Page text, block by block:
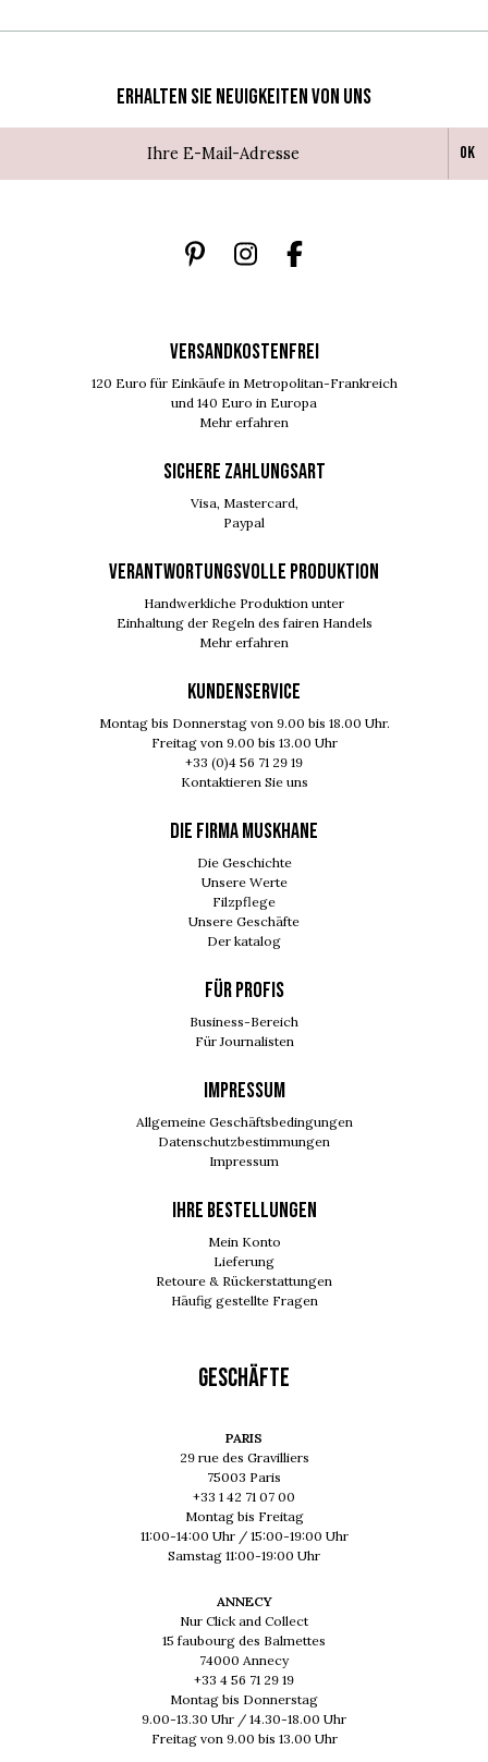
Erhalten Sie Neuigkeiten von uns
Ok
VERSANDKOSTENFREI
120 Euro für Einkäufe in Metropolitan-Frankreich
und 140 Euro in Europa
Mehr erfahren
SICHERE ZAHLUNGSART
Visa, Mastercard,
Paypal
VERANTWORTUNGSVOLLE PRODUKTION
Handwerkliche Produktion unter
Einhaltung der Regeln des fairen Handels
Mehr erfahren
KUNDENSERVICE
Montag bis Donnerstag von 9.00 bis 18.00 Uhr.
Freitag von 9.00 bis 13.00 Uhr
+33 (0)4 56 71 29 19
Kontaktieren Sie uns
DIE FIRMA MUSKHANE
Die Geschichte
Unsere Werte
Filzpflege
Unsere Geschäfte
Der katalog
FÜR PROFIS
Business-Bereich
Für Journalisten
IMPRESSUM
Allgemeine Geschäftsbedingungen
Datenschutzbestimmungen
Impressum
Ihre Bestellungen
Mein Konto
Lieferung
Retoure & Rückerstattungen
Häufig gestellte Fragen
GESCHÄFTE
PARIS
29 rue des Gravilliers
75003 Paris
+33 1 42 71 07 00
Montag bis Freitag
11:00-14:00 Uhr / 15:00-19:00 Uhr
Samstag 11:00-19:00 Uhr
ANNECY
Nur Click and Collect
15 faubourg des Balmettes
74000 Annecy
+33 4 56 71 29 19
Montag bis Donnerstag
9.00-13.30 Uhr / 14.30-18.00 Uhr
Freitag von 9.00 bis 13.00 Uhr